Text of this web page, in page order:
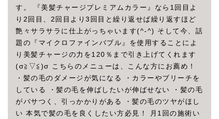
す。 『美髪チャージプレミアムカラー』なら1回目よ
り2回目、2回目より3回目と繰り返せば繰り返すほど
艶々サラサラに仕上がっちゃいます(^-^) そして今、話
題の『マイクロファインバブル』を使用することによ
り美髪チャージの力を120％まで引き上げてくれます
(σ≧▽≦)σ こちらのメニューは、こんな方にお薦め！
・髪の毛のダメージが気になる ・カラーやブリーチを
している ・髪の毛を伸ばしたいが伸ばせない ・髪の毛
がパサつく、引っかかりがある ・髪の毛のツヤがほし
い 本気で髪の毛を良くしたい方必見！ 月1回の施術い